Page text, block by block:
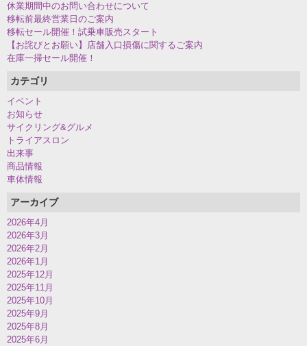
休業期間中のお問い合わせについて
移転前最終営業日のご案内
移転セール開催！試乗車販売スタート
【お詫びとお願い】店舗入口損傷に関するご案内
在庫一掃セール開催！
カテゴリ
イベント
お知らせ
サイクリング&グルメ
トライアスロン
出来事
商品情報
車体情報
アーカイブ
2026年4月
2026年3月
2026年2月
2026年1月
2025年12月
2025年11月
2025年10月
2025年9月
2025年8月
2025年6月